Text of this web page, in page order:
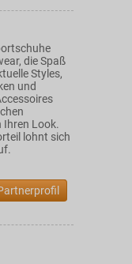
die Spaß
Styles,
und
Ihren Look.
lohnt sich